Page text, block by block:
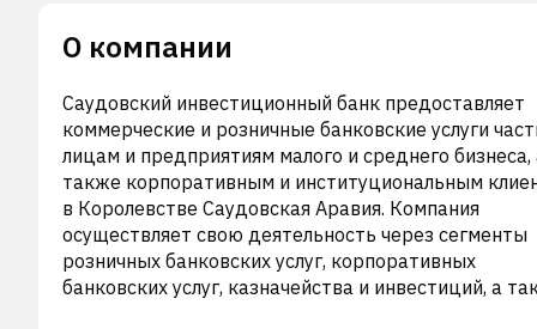
О компании
Саудовский инвестиционный банк предоставляет
коммерческие и розничные банковские услуги
лицам и предприятиям малого и среднего бизнеса,
также корпоративным и институциональным
в Королевстве Саудовская Аравия. Компания
осуществляет свою деятельность через сегменты
розничных банковских услуг, корпоративных
банковских услуг, казначейства и инвестиций, а